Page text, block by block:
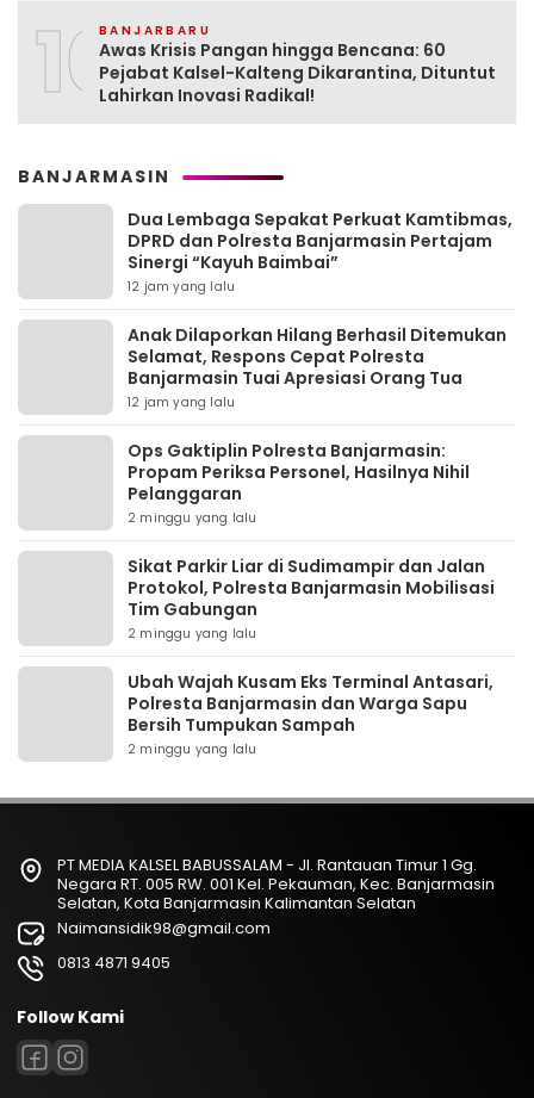
10BANJARBARU
Awas Krisis Pangan hingga Bencana: 60
Pejabat Kalsel-Kalteng Dikarantina, Dituntut
Lahirkan Inovasi Radikal!
BANJARMASIN
Dua Lembaga Sepakat Perkuat Kamtibmas,
DPRD dan Polresta Banjarmasin Pertajam
Sinergi “Kayuh Baimbai”
12 jam yang lalu
Anak Dilaporkan Hilang Berhasil Ditemukan
Selamat, Respons Cepat Polresta
Banjarmasin Tuai Apresiasi Orang Tua
12 jam yang lalu
Ops Gaktiplin Polresta Banjarmasin:
Propam Periksa Personel, Hasilnya Nihil
Pelanggaran
2 minggu yang lalu
Sikat Parkir Liar di Sudimampir dan Jalan
Protokol, Polresta Banjarmasin Mobilisasi
Tim Gabungan
2 minggu yang lalu
Ubah Wajah Kusam Eks Terminal Antasari,
Polresta Banjarmasin dan Warga Sapu
Bersih Tumpukan Sampah
2 minggu yang lalu
PT MEDIA KALSEL BABUSSALAM - Jl. Rantauan Timur 1 Gg.
Negara RT. 005 RW. 001 Kel. Pekauman, Kec. Banjarmasin
Selatan, Kota Banjarmasin Kalimantan Selatan
Naimansidik98@gmail.com
0813 4871 9405
Follow Kami